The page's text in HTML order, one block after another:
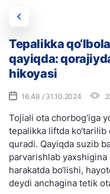
Tepalikka
qayiqda:
hikoyasi
16:48 / 31.10.2024
Tojiali ota chorbog‘iga
tepalikka liftda
quradi. Qayiqda suzib
parvarishlab yaxshigina
harakatda bo‘lishi,
deydi anchagina tetik